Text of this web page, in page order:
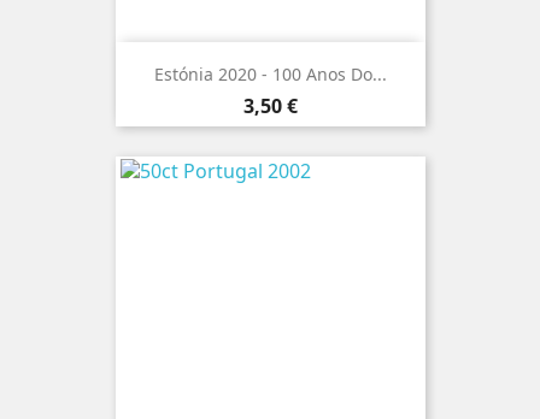
Estónia 2020 - 100 Anos Do...
Preço
3,50 €